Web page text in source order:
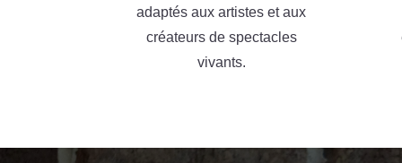
adaptés aux artistes et aux
créateurs de spectacles
vivants.